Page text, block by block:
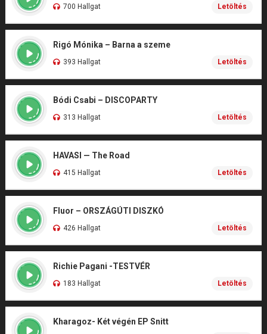
700 Hallgat Letöltés
Rigó Mónika – Barna a szeme
393 Hallgat Letöltés
Bódi Csabi – DISCOPARTY
313 Hallgat Letöltés
HAVASI — The Road
415 Hallgat Letöltés
Fluor – ORSZÁGÚTI DISZKÓ
426 Hallgat Letöltés
Richie Pagani -TESTVÉR
183 Hallgat Letöltés
Kharagoz- Két végén EP Snitt